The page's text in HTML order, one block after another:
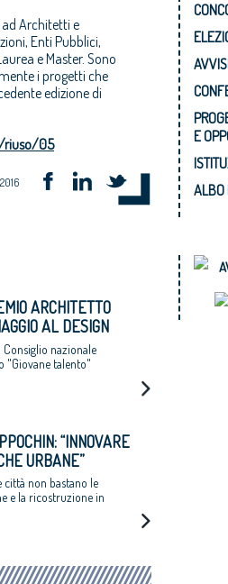
ad Architetti e
Enti Pubblici,
e Master. Sono
i progetti che
edizione di
riuso/05
ARCHITETTO
AL DESIGN
IN BOZEN»
nazionale
"Giovane talento"
“INNOVARE
URBANE”
non bastano le
e la ricostruzione in
E
ALBO